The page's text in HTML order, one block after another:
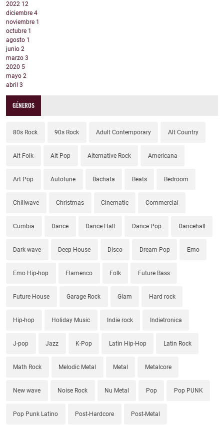
2022 12
diciembre 4
noviembre 1
octubre 1
agosto 1
junio 2
marzo 3
2020 5
mayo 2
abril 3
GÉNEROS
80s Rock 90s Rock Adult Contemporary Alt Country
Alt Folk Alt Pop Alternative Rock Americana
Art Pop Autotune Bachata Beats Bedroom
Chillwave Christmas Cinematic Commercial
Cumbia Dance Dance Hall Dance Pop Dancehall
Dark wave Deep House Disco Dream Pop Emo
Emo Hip-hop Flamenco Folk Future Bass
Future House Garage Rock Glam Hard rock
Hip-hop Holiday Music Indie rock Indietronica
J-pop Jazz K-Pop Latin Hip-Hop Latin Rock
Math Rock Melodic Metal Metal Metalcore
New wave Noise Rock Nu Metal Pop Pop PUNK
Pop Punk Latino Post-Hardcore Post-Metal